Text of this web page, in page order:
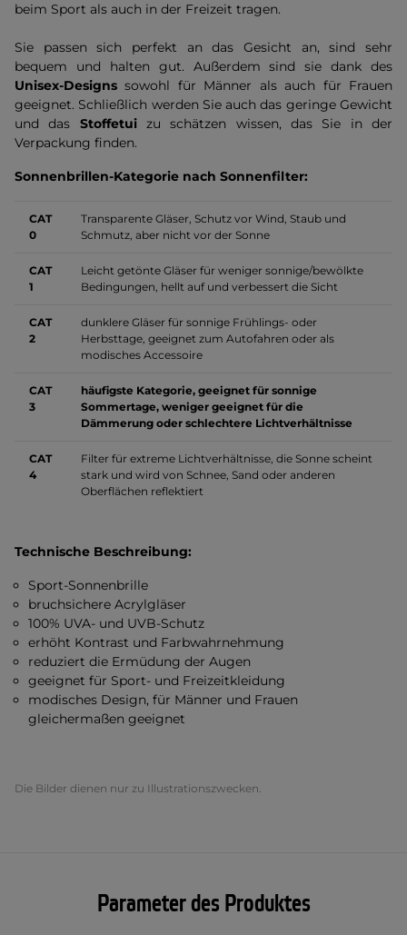
beim Sport als auch in der Freizeit tragen.
Sie passen sich perfekt an das Gesicht an, sind sehr
bequem und halten gut. Außerdem sind sie dank des
Unisex-Designs sowohl für Männer als auch für Frauen
geeignet. Schließlich werden Sie auch das geringe Gewicht
und das Stoffetuizu schätzen wissen, das Sie in der
Verpackung finden.
Sonnenbrillen-Kategorie nach Sonnenfilter:
CAT
0
Transparente Gläser, Schutz vor Wind, Staub und
Schmutz, aber nicht vor der Sonne
CAT
1
Leicht getönte Gläser für weniger sonnige/bewölkte
Bedingungen, hellt auf und verbessert die Sicht
CAT
2
dunklere Gläser für sonnige Frühlings- oder
Herbsttage, geeignet zum Autofahren oder als
modisches Accessoire
CAT
3
häufigste Kategorie, geeignet für sonnige
Sommertage, weniger geeignet für die
Dämmerung oder schlechtere Lichtverhältnisse
CAT
4
Filter für extreme Lichtverhältnisse, die Sonne scheint
stark und wird von Schnee, Sand oder anderen
Oberflächen reflektiert
Technische Beschreibung:
Sport-Sonnenbrille
bruchsichere Acrylgläser
100% UVA- und UVB-Schutz
erhöht Kontrast und Farbwahrnehmung
reduziert die Ermüdung der Augen
geeignet für Sport- und Freizeitkleidung
modisches Design, für Männer und Frauen
gleichermaßen geeignet
Die Bilder dienen nur zu Illustrationszwecken.
Parameter des Produktes